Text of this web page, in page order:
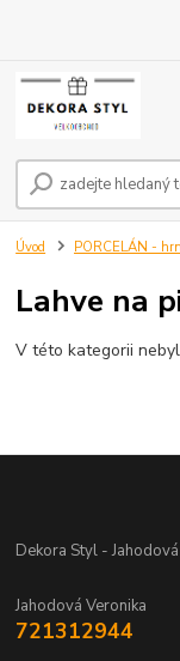
Úvod PORCELÁN -
Lahve na
V této kategorii
Dekora Styl - Jahodová
Jahodová Veronika
721312944